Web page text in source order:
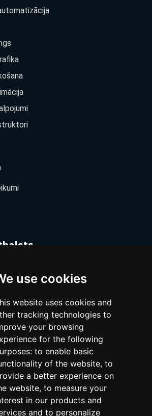
use cookies
website uses cookies and
tracking technologies to
your browsing
for the following
to enable basic
of the website, to
a better experience on
website, to measure your
in our products and
and to personalize
77, LV-1039, Riga, Latvia